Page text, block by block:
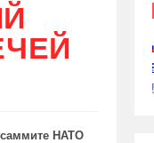
НАТО